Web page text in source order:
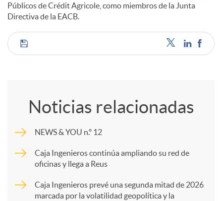
Públicos de Crédit Agricole, como miembros de la Junta
Directiva de la EACB.
C
p
a
Noticias relacionadas
NEWS & YOU n.º 12
Caja Ingenieros continúa ampliando su red de
oficinas y llega a Reus
Caja Ingenieros prevé una segunda mitad de 2026
marcada por la volatilidad geopolítica y la